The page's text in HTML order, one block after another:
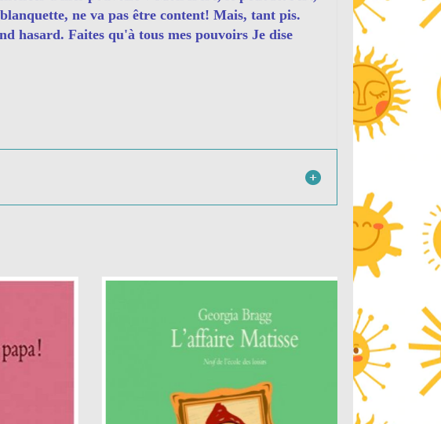
ne va pas être content! Mais, tant pis.
hasard. Faites qu'à tous mes pouvoirs Je dise